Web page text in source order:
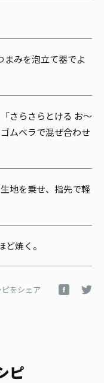
まみを泡立て器でよ
さらさらとける お～
ムベラで混ぜ合わせ
地を乗せ、指先で軽
焼く。
ピをシェア
ピ